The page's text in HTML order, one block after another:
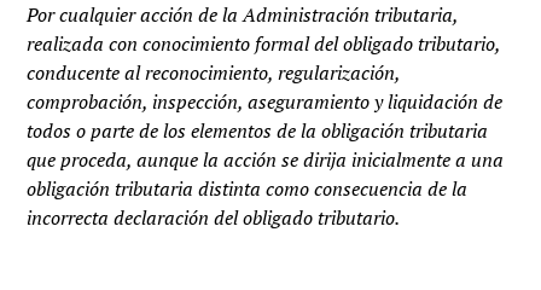
Por cualquier acción de la Administración tributaria,
realizada con conocimiento formal del obligado tributario,
conducente al reconocimiento, regularización,
comprobación, inspección, aseguramiento y liquidación de
todos o parte de los elementos de la obligación tributaria
que proceda, aunque la acción se dirija inicialmente a una
obligación tributaria distinta como consecuencia de la
incorrecta declaración del obligado tributario.